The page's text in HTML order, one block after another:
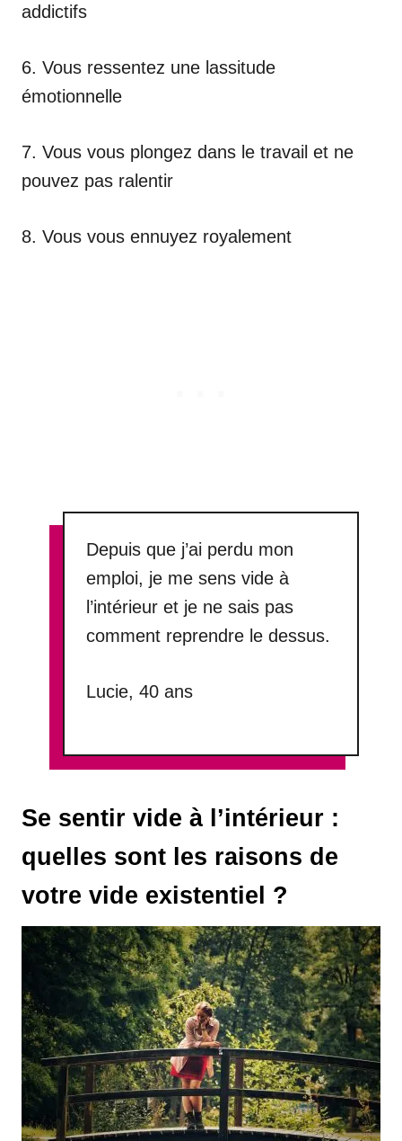
addictifs
6. Vous ressentez une lassitude
émotionnelle
7. Vous vous plongez dans le travail et ne
pouvez pas ralentir
8. Vous vous ennuyez royalement
Depuis que j’ai perdu mon
emploi, je me sens vide à
l’intérieur et je ne sais pas
comment reprendre le dessus.
Lucie, 40 ans
Se sentir vide à l’intérieur :
quelles sont les raisons de
votre vide existentiel ?